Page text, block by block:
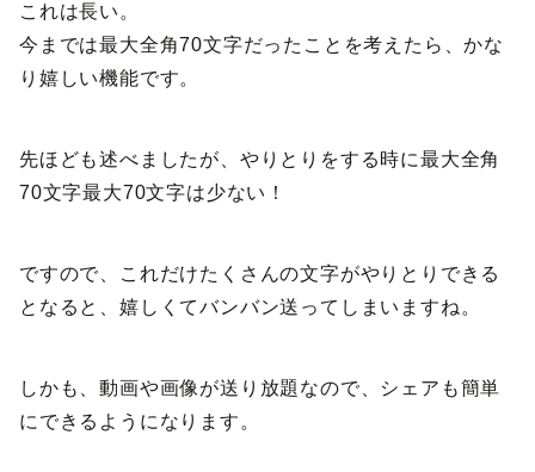
これは長い。
今までは最大全角70文字だったことを考えたら、かな
り嬉しい機能です。
先ほども述べましたが、やりとりをする時に最大全角
70文字最大70文字は少ない！
ですので、これだけたくさんの文字がやりとりできる
となると、嬉しくてバンバン送ってしまいますね。
しかも、動画や画像が送り放題なので、シェアも簡単
にできるようになります。